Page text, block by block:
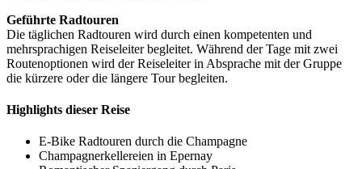
Geführte Radtouren
Die täglichen Radtouren wird durch einen kompetenten und
mehrsprachigen Reiseleiter begleitet. Während der Tage mit zwei
Routenoptionen wird der Reiseleiter in Absprache mit der Gruppe
die kürzere oder die längere Tour begleiten.
Highlights dieser Reise
E-Bike Radtouren durch die Champagne
Champagnerkellereien in Epernay